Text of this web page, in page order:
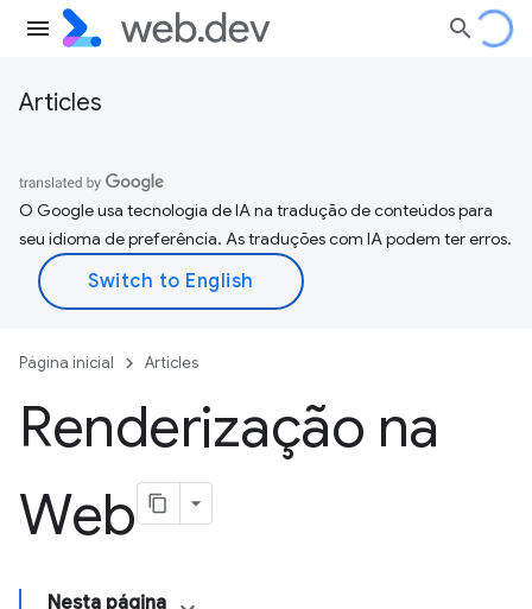
Articles
O Google usa tecnologia de IA na tradução de conteúdos para
seu idioma de preferência. As traduções com IA podem ter erros.
Página inicial Articles
Renderização na
Web
Nesta página